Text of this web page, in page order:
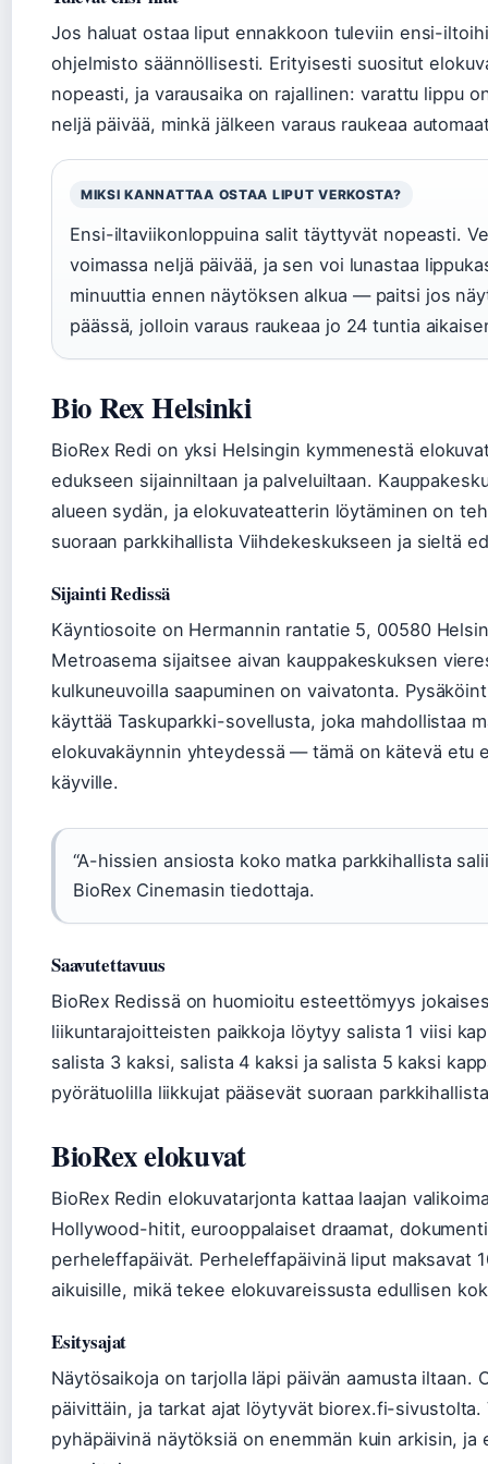
Jos haluat ostaa liput ennakkoon tuleviin ensi-
ohjelmisto säännöllisesti. Erityisesti suositut
nopeasti, ja varausaika on rajallinen: varattu lippu
neljä päivää, minkä jälkeen varaus raukeaa
MIKSI KANNATTAA OSTAA LIPUT VERKOSTA?
Ensi-iltaviikonloppuina salit täyttyvät nopeasti.
voimassa neljä päivää, ja sen voi lunastaa
minuuttia ennen näytöksen alkua — paitsi jos
päässä, jolloin varaus raukeaa jo 24 tuntia
Bio Rex Helsinki
BioRex Redi on yksi Helsingin kymmenestä
edukseen sijainniltaan ja palveluiltaan.
alueen sydän, ja elokuvateatterin löytäminen on
suoraan parkkihallista Viihdekeskukseen ja sieltä
Sijainti Redissä
Käyntiosoite on Hermannin rantatie 5, 00580
Metroasema sijaitsee aivan kauppakeskuksen
kulkuneuvoilla saapuminen on vaivatonta.
käyttää Taskuparkki-sovellusta, joka mahdollistaa
elokuvakäynnin yhteydessä — tämä on kätevä etu
käyville.
“A-hissien ansiosta koko matka parkkihallista
BioRex Cinemasin tiedottaja.
Saavutettavuus
BioRex Redissä on huomioitu esteettömyys
liikuntarajoitteisten paikkoja löytyy salista 1 viisi
salista 3 kaksi, salista 4 kaksi ja salista 5 kaksi
pyörätuolilla liikkujat pääsevät suoraan
BioRex elokuvat
BioRex Redin elokuvatarjonta kattaa laajan
Hollywood-hitit, eurooppalaiset draamat,
perheleffapäivät. Perheleffapäivinä liput maksavat
aikuisille, mikä tekee elokuvareissusta edullisen
Esitysajat
Näytösaikoja on tarjolla läpi päivän aamusta iltaan.
päivittäin, ja tarkat ajat löytyvät biorex.fi-sivustolta.
pyhäpäivinä näytöksiä on enemmän kuin arkisin,